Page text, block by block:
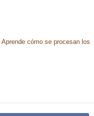
Aprende cómo se procesan los